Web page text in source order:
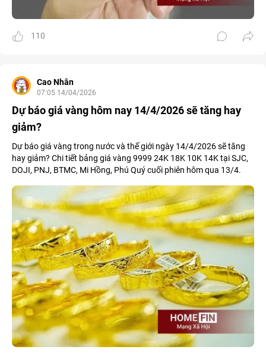
110
Cao Nhân
07:05 14/04/2026
Dự báo giá vàng hôm nay 14/4/2026 sẽ tăng hay
giảm?
Dự báo giá vàng trong nước và thế giới ngày 14/4/2026 sẽ tăng
hay giảm? Chi tiết bảng giá vàng 9999 24K 18K 10K 14K tại SJC,
DOJI, PNJ, BTMC, Mi Hồng, Phú Quý cuối phiên hôm qua 13/4.